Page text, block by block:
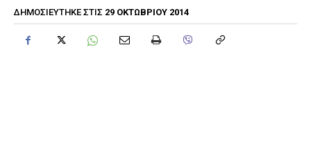
ΔΗΜΟΣΙΕΎΤΗΚΕ ΣΤΙΣ 29 ΟΚΤΩΒΡΊΟΥ 2014